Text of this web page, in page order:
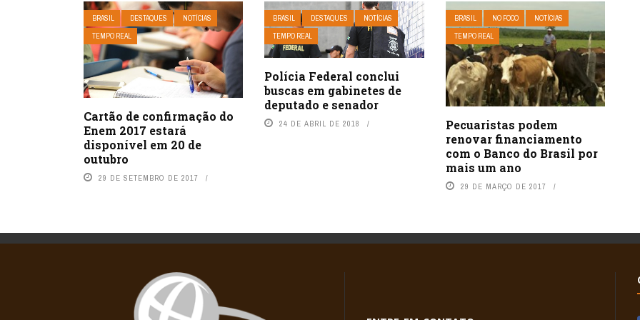
BRASIL DESTAQUES
NOTÍCIAS
TEMPO REAL
Cartão de confirmação do
Enem 2017 estará
disponível em 20 de
outubro
29 DE SETEMBRO DE 2017
BRASIL DESTAQUES
NOTÍCIAS
TEMPO REAL
Polícia Federal conclui
buscas em gabinetes de
deputado e senador
24 DE ABRIL DE 2018
BRASIL NO FOCO
NOTÍCIAS
TEMPO REAL
Pecuaristas podem
renovar financiamento
com o Banco do Brasil por
mais um ano
29 DE MARÇO DE 2017